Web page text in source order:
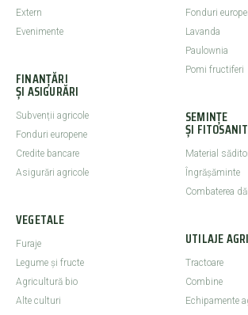
Extern
Evenimente
FINANȚĂRI
ȘI ASIGURĂRI
Subvenții agricole
Fonduri europene
Credite bancare
Asigurări agricole
VEGETALE
Furaje
Legume şi fructe
Agricultură bio
Alte culturi
Fonduri
Lavanda
Paulownia
Pomi fructiferi
SEMINȚE
ȘI
Material
Îngrășăminte
Combaterea
UTILAJE
Tractoare
Combine
Echipamente